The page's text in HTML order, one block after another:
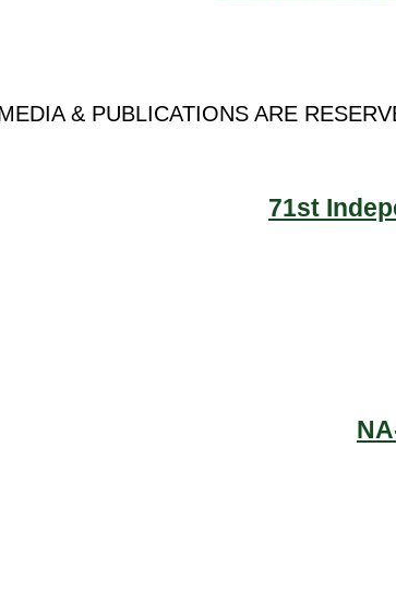
71st
& PUBLICATIONS ARE